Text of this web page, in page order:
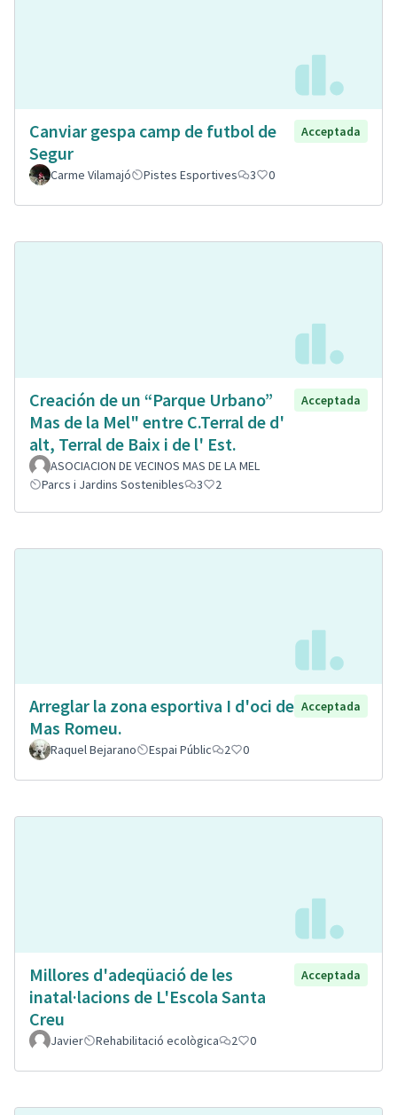
Canviar gespa camp de futbol de
Segur
Acceptada
Carme Vilamajó Pistes Esportives 3 0
Creación de un “Parque Urbano”
Mas de la Mel" entre C.Terral de d'
alt, Terral de Baix i de l' Est.
Acceptada
ASOCIACION DE VECINOS MAS DE LA MEL
Parcs i Jardins Sostenibles
3 2
Arreglar la zona esportiva I d'oci de
Mas Romeu.
Acceptada
Raquel Bejarano Espai Públic 2 0
Millores d'adeqüació de les
inatal·lacions de L'Escola Santa
Creu
Acceptada
Javier Rehabilitació ecològica 2 0